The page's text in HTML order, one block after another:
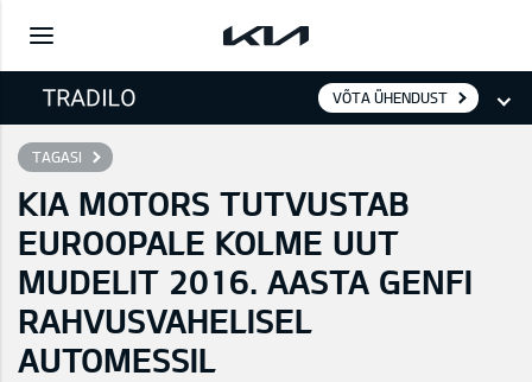
VÕTA ÜHENDUST
TAGASI
KIA MOTORS TUTVUSTAB
EUROOPALE KOLME UUT
MUDELIT 2016. AASTA GENFI
RAHVUSVAHELISEL
AUTOMESSIL